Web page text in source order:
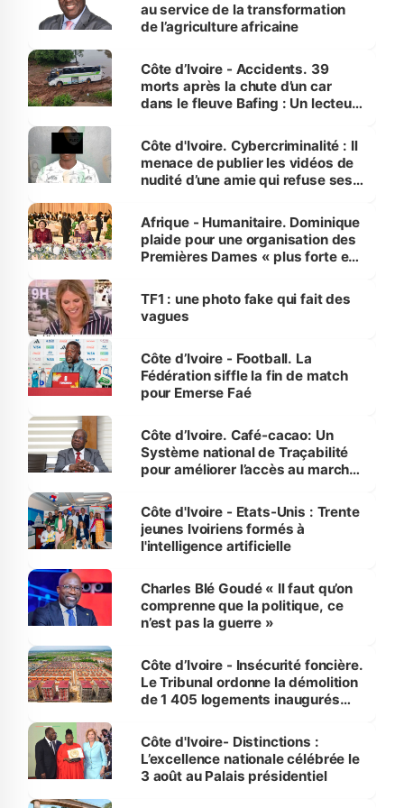
au service de la transformation
de l’agriculture africaine
Côte d’Ivoire - Accidents. 39
morts après la chute d’un car
dans le fleuve Bafing : Un lecteur
des Transports
Côte d'Ivoire. Cybercriminalité : Il
menace de publier les vidéos de
nudité d’une amie qui refuse ses
Afrique - Humanitaire. Dominique
plaide pour une organisation des
Premières Dames « plus forte et
sur la scène internationale »
TF1 : une photo fake qui fait des
vagues
Côte d’Ivoire - Football. La
Fédération siffle la fin de match
pour Emerse Faé
Côte d’Ivoire. Café-cacao: Un
Système national de Traçabilité
pour améliorer l’accès au marché
Côte d'Ivoire - Etats-Unis : Trente
jeunes Ivoiriens formés à
l'intelligence artificielle
Charles Blé Goudé « Il faut qu’on
comprenne que la politique, ce
n’est pas la guerre »
Côte d’Ivoire - Insécurité foncière.
Le Tribunal ordonne la démolition
de 1 405 logements inaugurés
Bassam
Côte d'Ivoire- Distinctions :
L’excellence nationale célébrée le
3 août au Palais présidentiel